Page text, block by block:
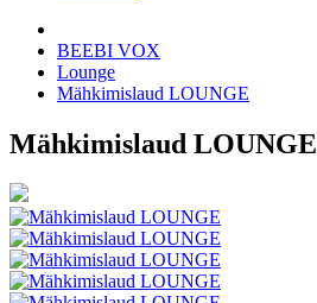
BEEBI VOX
Lounge
Mähkimislaud LOUNGE
Mähkimislaud LOUNGE